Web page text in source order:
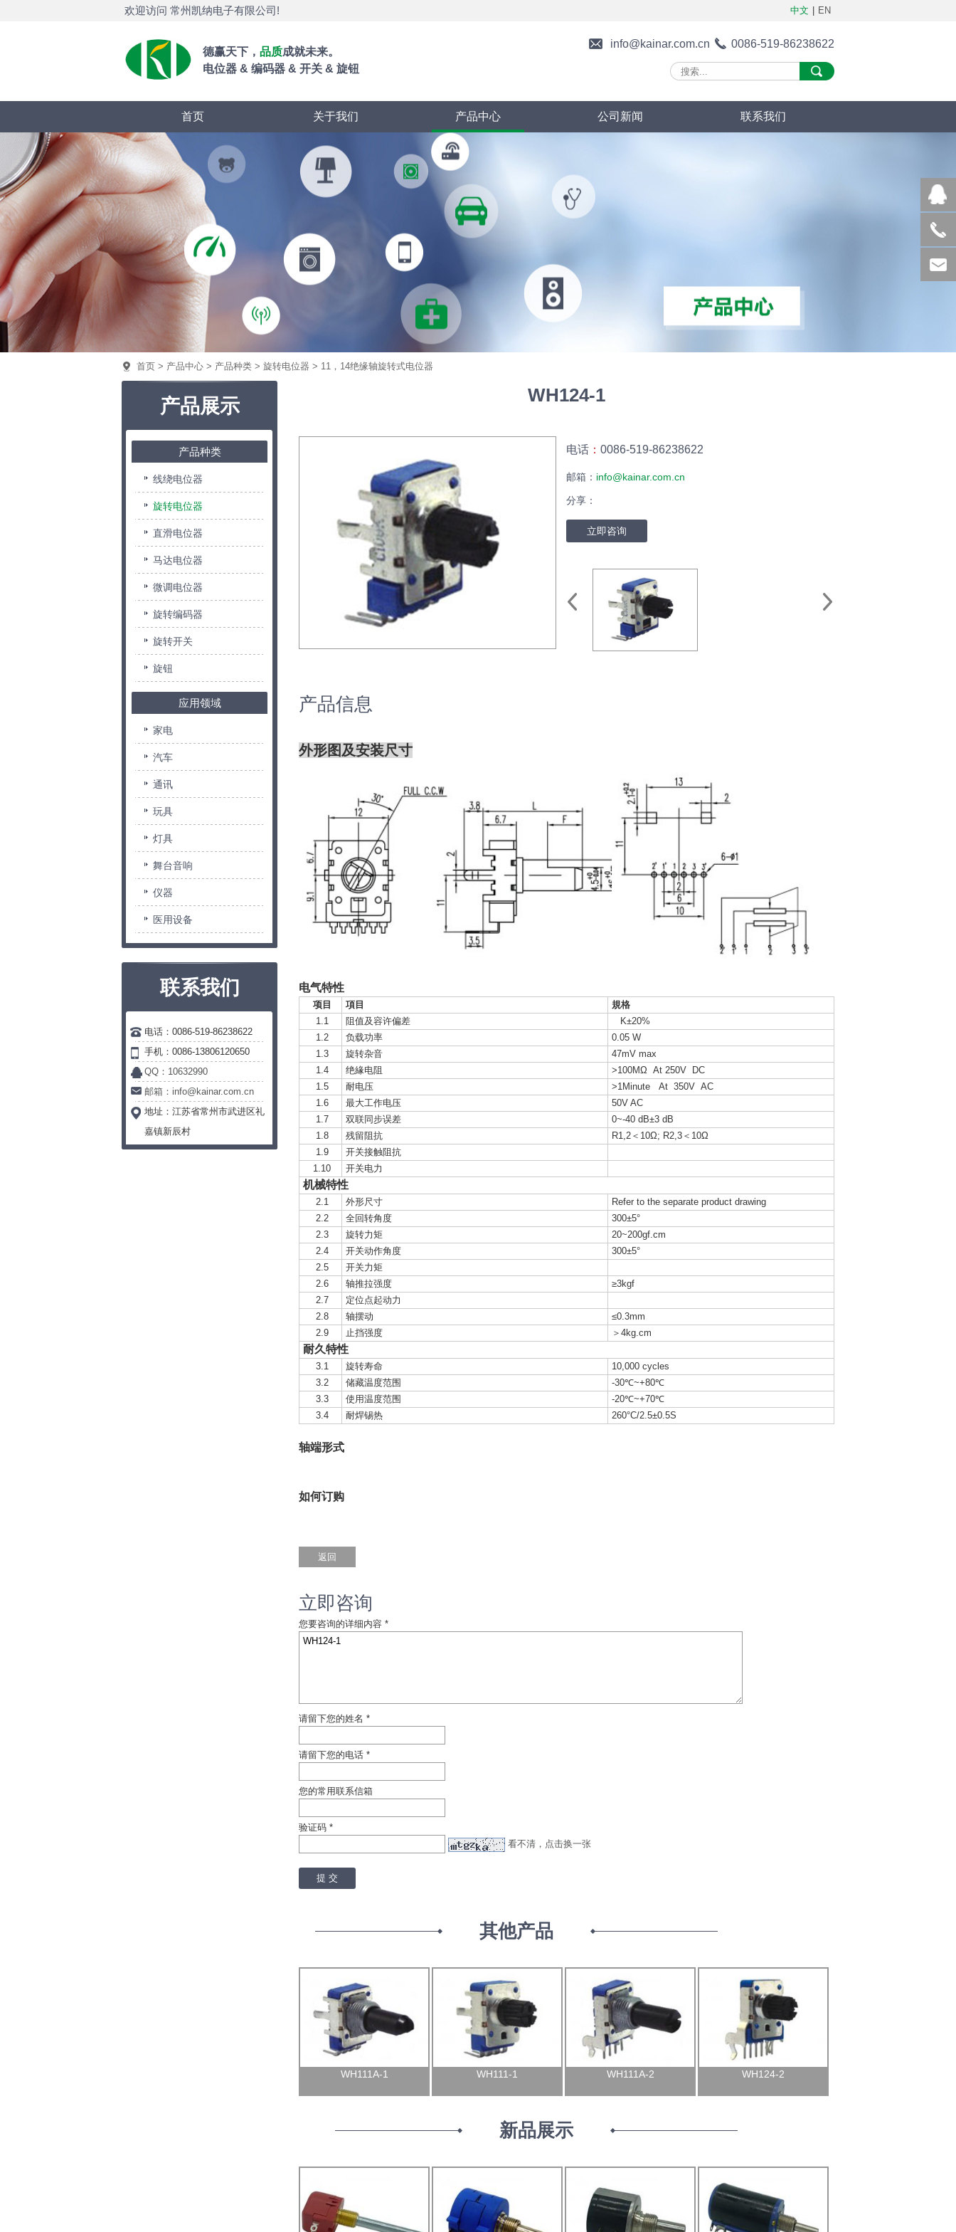
欢迎访问 常州凯纳电子有限公司! 中文 EN
德赢天下， 品质成就未来。
电位器 & 编码器 & 开关 & 旋钮
info@kainar.com.cn 0086-519-86238622
首页 关于我们 产品中心 公司新闻 联系我们
首页 > 产品中心 > 产品种类 > 旋转电位器 > 11，14绝缘轴旋转式电位器
产品展示
产品种类
线绕电位器
旋转电位器
直滑电位器
马达电位器
微调电位器
旋转编码器
旋转开关
旋钮
应用领域
家电
汽车
通讯
玩具
灯具
舞台音响
仪器
医用设备
联系我们
电话：0086-519-86238622
手机：0086-13806120650
QQ：10632990
邮箱：info@kainar.com.cn
地址： 江苏省常州市武进区礼
嘉镇新辰村
WH124-1
电话 ： 0086-519-86238622
邮箱： info@kainar.com.cn
分享：
立即咨询
产品信息
外形图及安装尺寸
电气特性
项目 項目
規格
1.1
阻值及容许偏差
K±20%
1.2
负载功率
0.05 W
1.3
旋转杂音
47mV max
1.4
绝緣电阻
>100MΩ At 250V DC
1.5
耐电压
>1Minute At 350V AC
1.6
最大工作电压
50V AC
1.7
双联同步误差
0~-40 dB±3 dB
1.8
残留阻抗
R1,2＜10Ω; R2,3＜10Ω
1.9
开关接触阻抗
1.10
开关电力
机械特性
2.1 外形尺寸
Refer to the separate product drawing
2.2
全回转角度
300±5°
2.3
旋转力矩
20~200gf.cm
2.4
开关动作角度
300±5°
2.5
开关力矩
2.6
轴推拉强度
≥3kgf
2.7
定位点起动力
2.8
轴摆动
≤0.3mm
2.9
止挡强度 ＞4kg.cm
耐久特性
3.1 旋转寿命
10,000 cycles
3.2
储藏温度范围
-30℃~+80℃
3.3
使用温度范围
-20℃~+70℃
3.4
耐焊锡热 260°C/2.5±0.5S
轴端形式
如何订购
立即咨询
您要咨询的详细内容 *
请留下您的姓名 *
请留下您的电话 *
您的常用联系信箱
验证码 *
看不清，点击换一张
其他产品
WH111A-1 WH111-1 WH111A-2 WH124-2
新品展示